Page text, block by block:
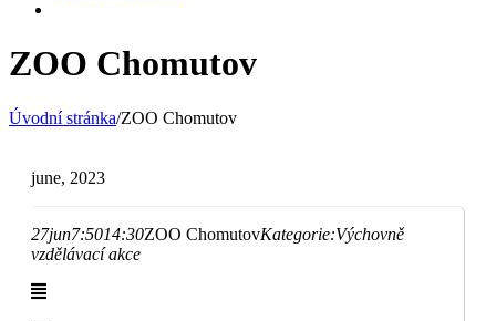
ZOO Chomutov
Úvodní stránka/ZOO Chomutov
june, 2023
27jun7:5014:30ZOO ChomutovKategorie:Výchovně
vzdělávací akce